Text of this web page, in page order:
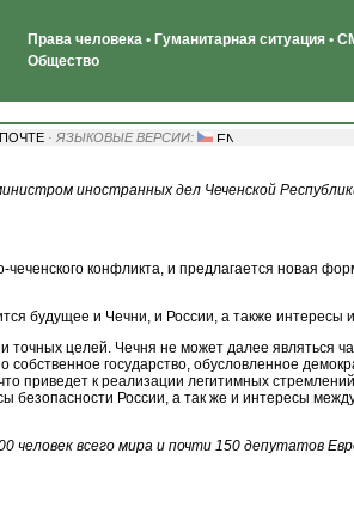
Права человека • Гуманитарная ситуация •
Общество
· ЯЗЫКОВЫЕ ВЕРСИИ:
иностранных дел Чеченской
конфликта, и предлагается новая
будущее и Чечни, и России, а также
целей. Чечня не может далее являться
государство, обусловленное
приведет к реализации легитимных
России, а так же и интересы
человек всего мира и почти 150 депутатов